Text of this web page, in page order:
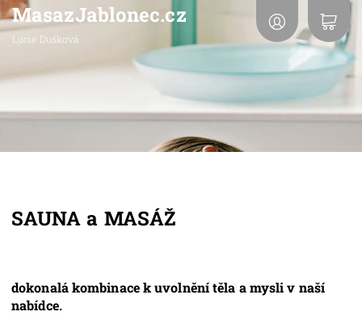
MasazJablonec.cz
Lucie Dušková
SAUNA a MASÁŽ
dokonalákombinace k uvolnění těla a mysli v naší
nabídce.